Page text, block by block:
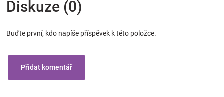
Diskuze (0)
Buďte první, kdo napíše příspěvek k této položce.
Přidat komentář